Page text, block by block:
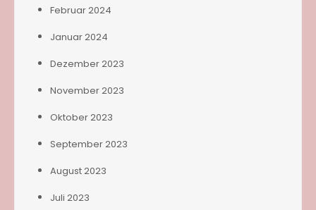
Februar 2024
Januar 2024
Dezember 2023
November 2023
Oktober 2023
September 2023
August 2023
Juli 2023